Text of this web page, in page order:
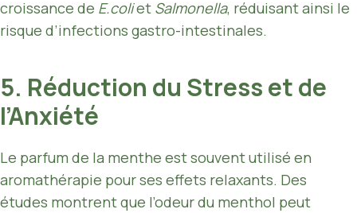
croissance de E.coliet Salmonella, réduisant ainsi le
risque d’infections gastro-intestinales.
5. Réduction du Stress et de
l’Anxiété
Le parfum de la menthe est souvent utilisé en
aromathérapie pour ses effets relaxants. Des
études montrent que l’odeur du menthol peut